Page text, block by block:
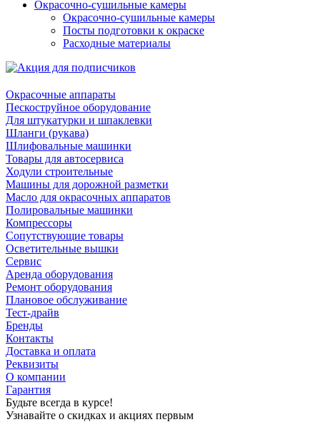
Окрасочно-сушильные камеры
Окрасочно-сушильные камеры
Посты подготовки к окраске
Расходные материалы
Окрасочные аппараты
Пескоструйное оборудование
Для штукатурки и шпаклевки
Шланги (рукава)
Шлифовальные машинки
Товары для автосервиса
Ходули строительные
Машины для дорожной разметки
Масло для окрасочных аппаратов
Полировальные машинки
Компрессоры
Сопутствующие товары
Осветительные вышки
Сервис
Аренда оборудования
Ремонт оборудования
Плановое обслуживание
Тест-драйв
Бренды
Контакты
Доставка и оплата
Реквизиты
О компании
Гарантия
Будьте всегда в курсе!
Узнавайте о скидках и акциях первым